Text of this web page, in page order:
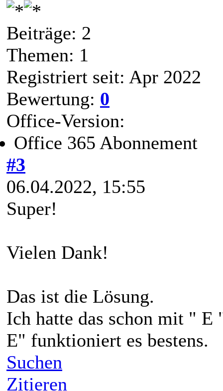
Beiträge: 2
Themen: 1
Registriert seit: Apr 2022
Bewertung: 0
Office-Version:
Office 365 Abonnement
#3
06.04.2022, 15:55
Super!
Vielen Dank!
Das ist die Lösung.
Ich hatte das schon mit "
E" funktioniert es bestens.
Suchen
Zitieren